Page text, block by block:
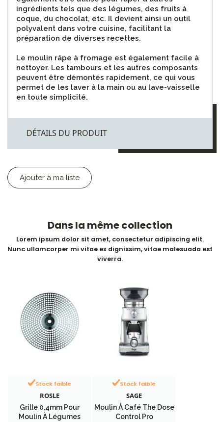
ingrédients tels que des légumes, des fruits à
coque, du chocolat, etc. Il devient ainsi un outil
polyvalent dans votre cuisine, facilitant la
préparation de diverses recettes.
Le moulin râpe à fromage est également facile à
nettoyer. Les tambours et les autres composants
peuvent être démontés rapidement, ce qui vous
permet de les laver à la main ou au lave-vaisselle
en toute simplicité.
DÉTAILS DU PRODUIT
Ajouter à ma liste
Dans la même collection
Lorem ipsum dolor sit amet, consectetur adipiscing elit.
Nunc ullamcorper mi vitae ex dignissim, vitae malesuada est
viverra.
Stock faible
ROSLE
Grille 0,4mm Pour
Moulin À Légumes
Stock faible
SAGE
Moulin À Café The Dose
Control Pro